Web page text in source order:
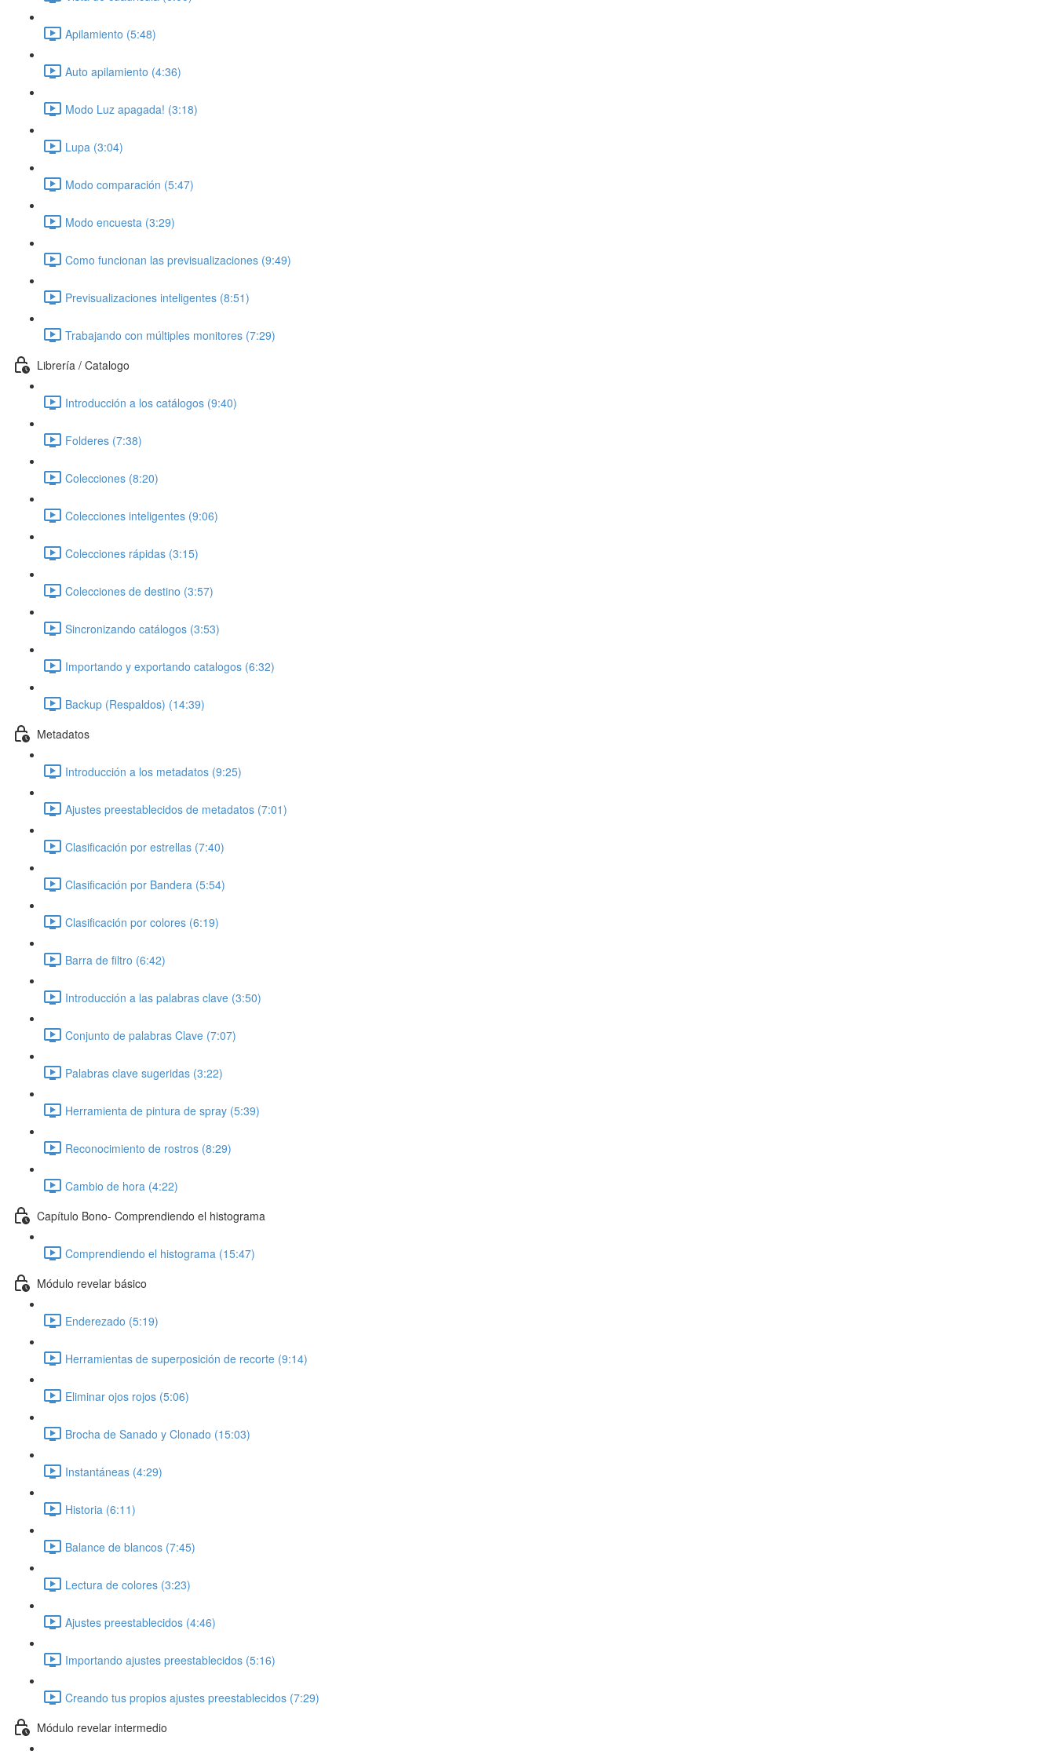
Apilamiento (5:48)
Auto apilamiento (4:36)
Modo Luz apagada! (3:18)
Lupa (3:04)
Modo comparación (5:47)
Modo encuesta (3:29)
Como funcionan las previsualizaciones (9:49)
Previsualizaciones inteligentes (8:51)
Trabajando con múltiples monitores (7:29)
Librería / Catalogo
Introducción a los catálogos (9:40)
Folderes (7:38)
Colecciones (8:20)
Colecciones inteligentes (9:06)
Colecciones rápidas (3:15)
Colecciones de destino (3:57)
Sincronizando catálogos (3:53)
Importando y exportando catalogos (6:32)
Backup (Respaldos) (14:39)
Metadatos
Introducción a los metadatos (9:25)
Ajustes preestablecidos de metadatos (7:01)
Clasificación por estrellas (7:40)
Clasificación por Bandera (5:54)
Clasificación por colores (6:19)
Barra de filtro (6:42)
Introducción a las palabras clave (3:50)
Conjunto de palabras Clave (7:07)
Palabras clave sugeridas (3:22)
Herramienta de pintura de spray (5:39)
Reconocimiento de rostros (8:29)
Cambio de hora (4:22)
Capítulo Bono- Comprendiendo el histograma
Comprendiendo el histograma (15:47)
Módulo revelar básico
Enderezado (5:19)
Herramientas de superposición de recorte (9:14)
Eliminar ojos rojos (5:06)
Brocha de Sanado y Clonado (15:03)
Instantáneas (4:29)
Historia (6:11)
Balance de blancos (7:45)
Lectura de colores (3:23)
Ajustes preestablecidos (4:46)
Importando ajustes preestablecidos (5:16)
Creando tus propios ajustes preestablecidos (7:29)
Módulo revelar intermedio